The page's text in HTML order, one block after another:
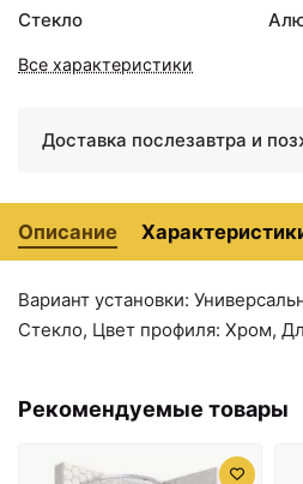
Шторка для ванны Alpen
Alpina 100 см
A170N-100
Стекло
Все характеристики
Доставка послезавтра и
Описание
Вариант установки:
Стекло, Цвет профиля: Хром,
Рекомендуемые товары